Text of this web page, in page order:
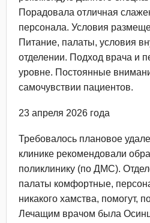
Порадовала отличная
персонала. Условия
Питание, палаты, условия
отделении. Подход врача и
уровне. Постоянные
самочувствии пациентов.
23 апреля 2026 года
Требовалось плановое
клинике рекомендовали
поликлинику (по ДМС).
палаты комфортные,
никакого хамства, помогут,
Лечащим врачом была